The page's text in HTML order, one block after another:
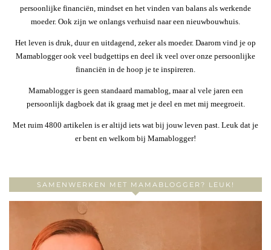
persoonlijke financiën, mindset en het vinden van balans als werkende
moeder. Ook zijn we onlangs verhuisd naar een nieuwbouwhuis.
Het leven is druk, duur en uitdagend, zeker als moeder. Daarom vind je op
Mamablogger ook veel budgettips en deel ik veel over onze persoonlijke
financiën in de hoop je te inspireren.
Mamablogger is geen standaard mamablog, maar al vele jaren een
persoonlijk dagboek dat ik graag met je deel en met mij meegroeit.
Met ruim 4800 artikelen is er altijd iets wat bij jouw leven past. Leuk dat je
er bent en welkom bij Mamablogger!
SAMENWERKEN MET MAMABLOGGER? LEUK!